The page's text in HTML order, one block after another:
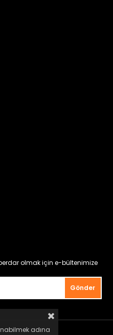
olmak için e-bültenimize
Gönder
adına